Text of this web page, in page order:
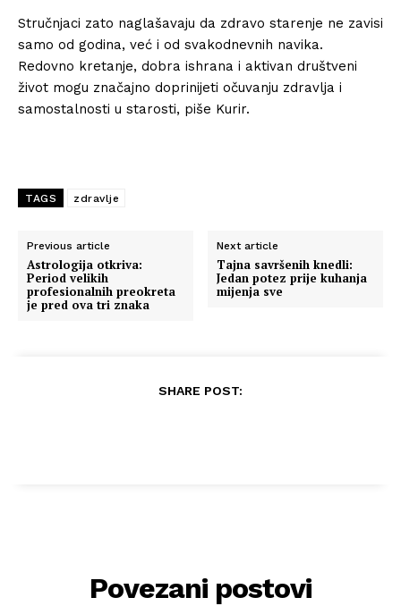
Stručnjaci zato naglašavaju da zdravo starenje ne zavisi
samo od godina, već i od svakodnevnih navika.
Redovno kretanje, dobra ishrana i aktivan društveni
život mogu značajno doprinijeti očuvanju zdravlja i
samostalnosti u starosti, piše Kurir.
TAGS zdravlje
Previous article
Astrologija otkriva:
Period velikih
profesionalnih preokreta
je pred ova tri znaka
Next article
Tajna savršenih knedli:
Jedan potez prije kuhanja
mijenja sve
SHARE POST:
Povezani postovi